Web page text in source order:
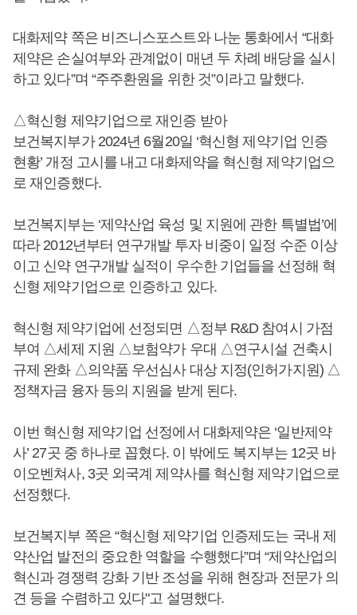
대화제약 쪽은 비즈니스포스트와 나눈 통화에서 “대화
제약은 손실여부와 관계없이 매년 두 차례 배당을 실시
하고 있다”며 “주주환원을 위한 것”이라고 말했다.
△혁신형 제약기업으로 재인증 받아
보건복지부가 2024년 6월20일 ‘혁신형 제약기업 인증
현황’ 개정 고시를 내고 대화제약을 혁신형 제약기업으
로 재인증했다.
보건복지부는 ‘제약산업 육성 및 지원에 관한 특별법’에
따라 2012년부터 연구개발 투자 비중이 일정 수준 이상
이고 신약 연구개발 실적이 우수한 기업들을 선정해 혁
신형 제약기업으로 인증하고 있다.
혁신형 제약기업에 선정되면 △정부 R&D 참여시 가점
부여 △세제 지원 △보험약가 우대 △연구시설 건축시
규제 완화 △의약품 우선심사 대상 지정(인허가지원) △
정책자금 융자 등의 지원을 받게 된다.
이번 혁신형 제약기업 선정에서 대화제약은 ‘일반제약
사’ 27곳 중 하나로 꼽혔다. 이 밖에도 복지부는 12곳 바
이오벤쳐사, 3곳 외국계 제약사를 혁신형 제약기업으로
선정했다.
보건복지부 쪽은 “혁신형 제약기업 인증제도는 국내 제
약산업 발전의 중요한 역할을 수행했다”며 “제약산업의
혁신과 경쟁력 강화 기반 조성을 위해 현장과 전문가 의
견 등을 수렴하고 있다"고 설명했다.